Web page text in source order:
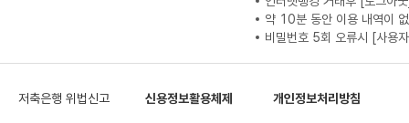
약 10분 동안 이용 내역이
비밀번호 5회 오류시 [사용
저축은행 위법신고 신용정보활용체제 개인정보처리방침